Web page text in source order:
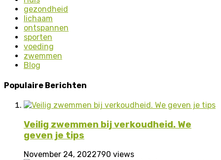
gezondheid
lichaam
ontspannen
sporten
voeding
zwemmen
Blog
Populaire Berichten
Veilig zwemmen bij verkoudheid. We
geven je tips
November 24, 2022790 views